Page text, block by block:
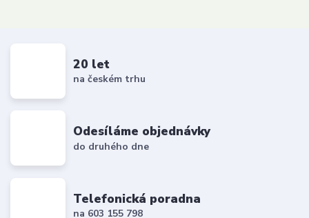
20 let
na českém trhu
Odesíláme objednávky
do druhého dne
Telefonická poradna
na 603 155 798